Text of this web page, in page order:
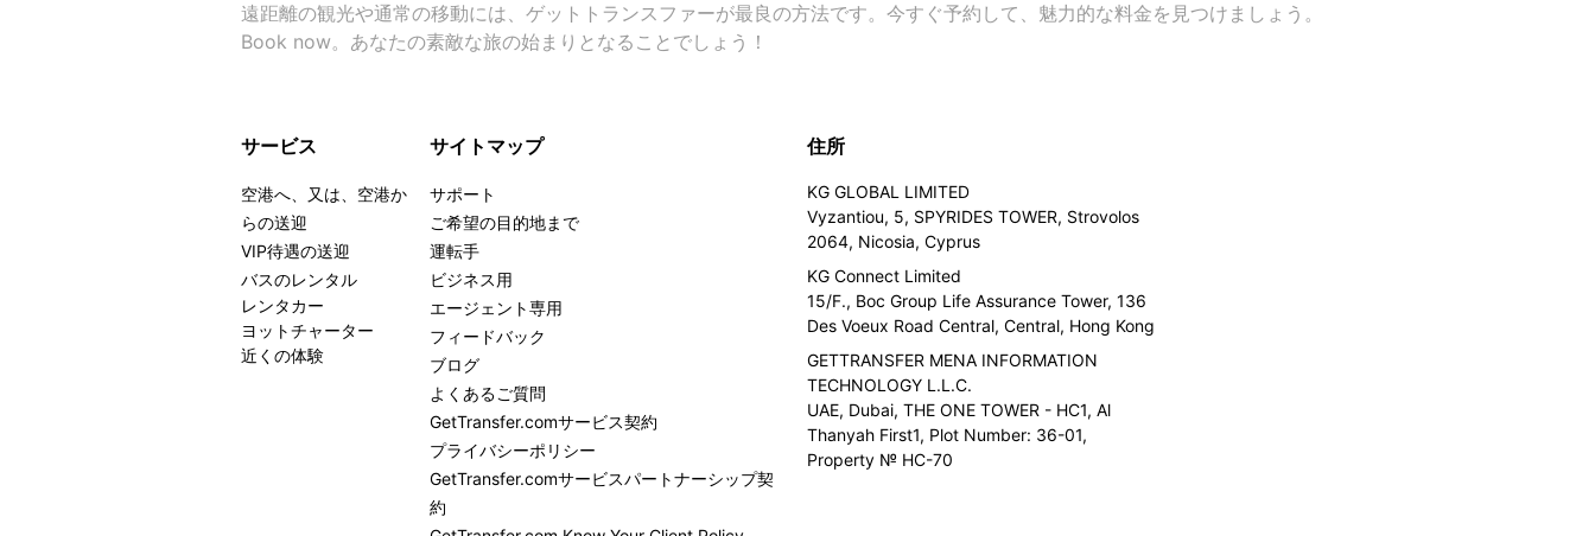
遠距離の観光や通常の移動には、ゲットトランスファーが最良の方法です。今すぐ予約して、魅力的な料金を見つけましょう。
Book now。あなたの素敵な旅の始まりとなることでしょう！
サービス
空港へ、又は、空港か
らの送迎
VIP待遇の送迎
バスのレンタル
レンタカー
ヨットチャーター
近くの体験
サイトマップ
サポート
ご希望の目的地まで
運転手
ビジネス用
エージェント専用
フィードバック
ブログ
よくあるご質問
GetTransfer.comサービス契約
プライバシーポリシー
GetTransfer.comサービスパートナーシップ契
約
住所
KG GLOBAL LIMITED
Vyzantiou, 5, SPYRIDES TOWER, Strovolos
2064, Nicosia, Cyprus
KG Connect Limited
15/F., Boc Group Life Assurance Tower, 136
Des Voeux Road Central, Central, Hong Kong
GETTRANSFER MENA INFORMATION
TECHNOLOGY L.L.C.
UAE, Dubai, THE ONE TOWER - HC1, Al
Thanyah First1, Plot Number: 36-01,
Property № HC-70